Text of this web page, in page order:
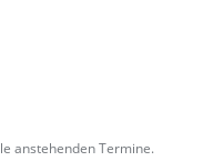
anstehenden Termine.